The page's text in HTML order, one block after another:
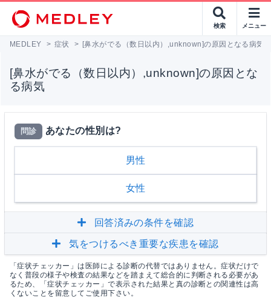
検索 メニュー
MEDLEY > 症状 > [鼻水がでる（数日以内）,unknown]の原因となる病気
[鼻水がでる（数日以内）,unknown]の原因とな
る病気
問診 あなたの性別は?
男性
女性
回答済みの条件を確認
気をつけるべき重要な疾患を確認
「症状チェッカー」は医師による診断の代替ではありません。症状だけで
なく普段の様子や検査の結果などを踏まえて総合的に判断される必要があ
るため、「症状チェッカー」で表示された結果と真の診断との関連性は高
くないことを留意してご使用下さい。